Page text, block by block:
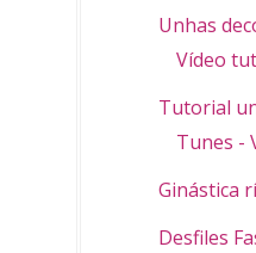
Unhas
Vídeo
Tutorial
Tunes -
Ginástica
Desfiles